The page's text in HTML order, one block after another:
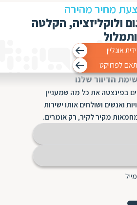
מחיר מהירה
ולוקליזציה, הקלטה
ותמלול
אונליין
לפרויקט
הדיוור שלנו
בפינצטה את כל מה שמעניין
ואנשים ושולחים אותו ישירות
מקיר לקיר, רק אומרים.